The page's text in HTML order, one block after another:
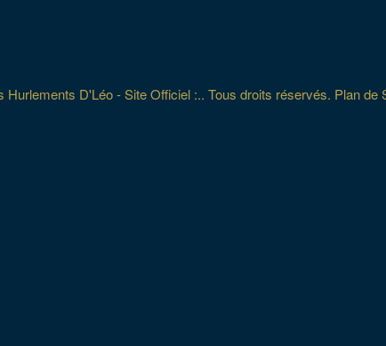
D'Léo - Site Officiel :.. Tous droits réservés. Plan de